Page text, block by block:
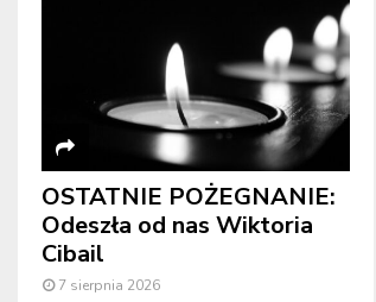
OSTATNIE POŻEGNANIE:
Odeszła od nas Wiktoria
Cibail
7 sierpnia 2026